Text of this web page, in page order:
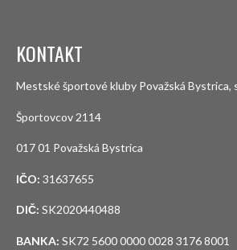
KONTAKT
Mestské športové kluby Považská Bystrica,
Športovcov 2114
017 01 Považská Bystrica
IČO: 31637655
DIČ: SK2020440488
BANKA: SK72 5600 0000 0028 3176 8001